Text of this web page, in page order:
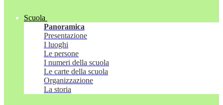
Scuola
Panoramica
Presentazione
I luoghi
Le persone
I numeri della scuola
Le carte della scuola
Organizzazione
La storia